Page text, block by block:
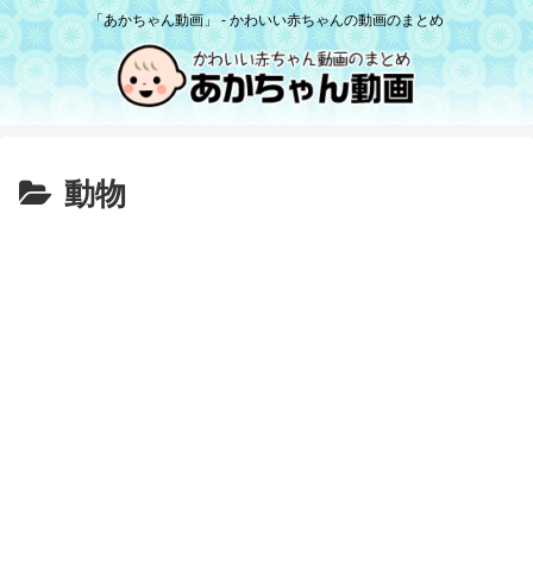
「あかちゃん動画」 - かわいい赤ちゃんの動画のまとめ
動物